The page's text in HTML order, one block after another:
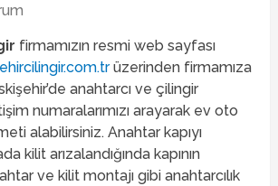
firmamızın resmi web sayfası
üzerinden firmamıza
anahtarcı ve çilingir
numaralarımızı arayarak ev oto
alabilirsiniz. Anahtar kapıyı
kilit arızalandığında kapının
ve kilit montajı gibi anahtarcılık